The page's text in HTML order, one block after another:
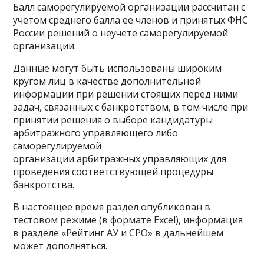
Балл саморегулируемой организации рассчитан с
учетом среднего балла ее членов и принятых ФНС
России решений о неучете саморегулируемой
организации.
Данные могут быть использованы широким
кругом лиц в качестве дополнительной
информации при решении стоящих перед ними
задач, связанных с банкротством, в том числе при
принятии решения о выборе кандидатуры
арбитражного управляющего либо
саморегулируемой
организации арбитражных управляющих для
проведения соответствующей процедуры
банкротства.
В настоящее время раздел опубликован в
тестовом режиме (в формате Excel), информация
в разделе «Рейтинг АУ и СРО» в дальнейшем
может дополняться.